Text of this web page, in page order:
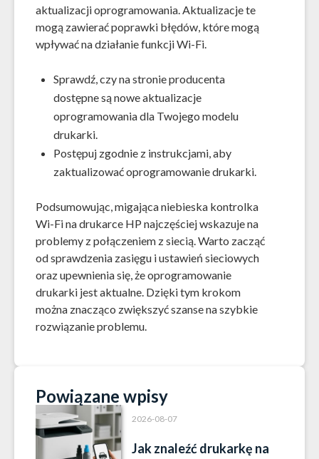
aktualizacji oprogramowania. Aktualizacje te
mogą zawierać poprawki błędów, które mogą
wpływać na działanie funkcji Wi-Fi.
Sprawdź, czy na stronie producenta
dostępne są nowe aktualizacje
oprogramowania dla Twojego modelu
drukarki.
Postępuj zgodnie z instrukcjami, aby
zaktualizować oprogramowanie drukarki.
Podsumowując, migająca niebieska kontrolka
Wi-Fi na drukarce HP najczęściej wskazuje na
problemy z połączeniem z siecią. Warto zacząć
od sprawdzenia zasięgu i ustawień sieciowych
oraz upewnienia się, że oprogramowanie
drukarki jest aktualne. Dzięki tym krokom
można znacząco zwiększyć szanse na szybkie
rozwiązanie problemu.
Powiązane wpisy
2026-08-07
Jak znaleźć drukarkę na